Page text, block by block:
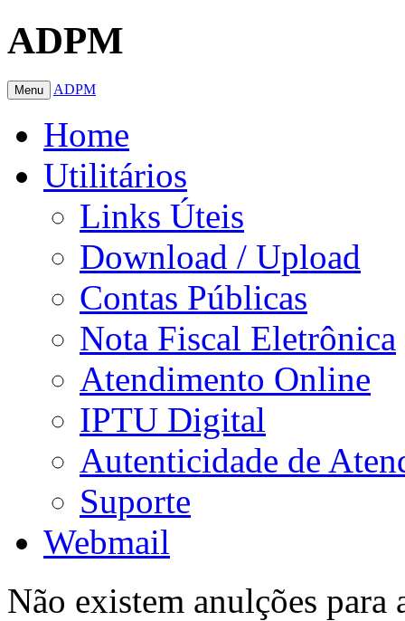
ADPM
Menu ADPM
Home
Utilitários
Links Úteis
Download / Upload
Contas Públicas
Nota Fiscal Eletrônica
Atendimento Online
IPTU Digital
Autenticidade de
Suporte
Webmail
Não existem anulções para